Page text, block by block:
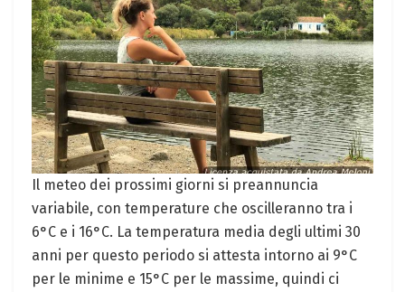
Il meteo dei prossimi giorni si ⁣preannuncia
variabile, con temperature che ⁣oscilleranno⁢ tra i
6°C e i 16°C. La temperatura media degli ultimi 30
anni per questo periodo si attesta ⁣intorno ai ‍9°C
per le minime e 15°C per⁢ le massime, quindi ci​